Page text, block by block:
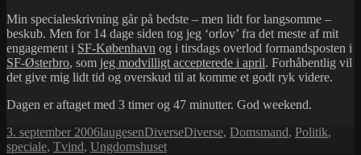
Min specialeskrivning går på bedste – men lidt for langsomme –
beskub. Men for 14 dage siden tog jeg ‘orlov’ fra det meste af mit
engagement i SF-København og i tirsdags overlod formandsposten i
SF-Østerbro, som jeg modvilligt accepterede i april. Forhåbentlig vil
det give mig lidt tid og overskud til at komme et godt ryk videre.
Dagen er aftaget med 3 timer og 47 minutter. God weekend.
Udgivet
i
3. september 2006Forfatter
laugesenKategorier
DiverseTags
Diverse, Domsmand, Politik,
speciale, Tvind, Ungdomshuset